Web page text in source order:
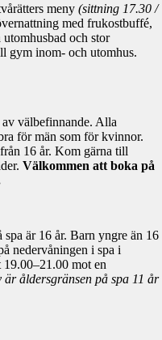
meny (sittning 17.30 /
med frukostbuffé,
och stor
gym inom- och utomhus.
välbefinnande. Alla
för män som för kvinnor.
16 år. Kom gärna till
Välkommen att boka på
spa är 16 år. Barn yngre än 16
nedervåningen i spa i
mot en
åldersgränsen på spa 11 år